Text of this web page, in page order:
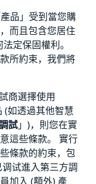
品」受到當您購
而且包含您居住
定保固權利。
所約束，我們將
商選擇使用
如透過其他智慧
試」)，則您在實
這些條款。 實行
條款的約束，包
试進入第三方調
加入 (額外) 產